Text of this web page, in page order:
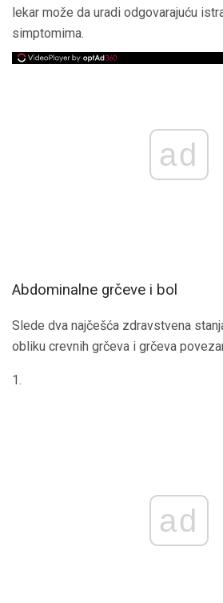
lekar može da uradi odgovarajuću
simptomima.
ad
Abdominalne grčeve i bol
Slede dva najčešća zdravstvena
obliku crevnih grčeva i grčeva
1.
ad